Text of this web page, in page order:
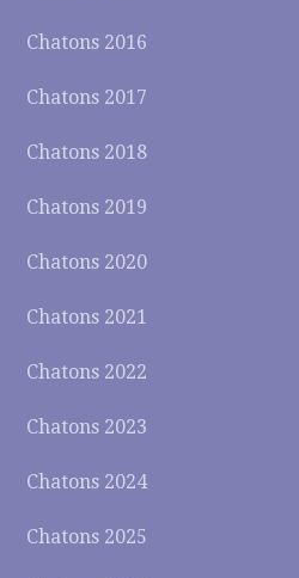
Chatons 2016
Chatons 2017
Chatons 2018
Chatons 2019
Chatons 2020
Chatons 2021
Chatons 2022
Chatons 2023
Chatons 2024
Chatons 2025